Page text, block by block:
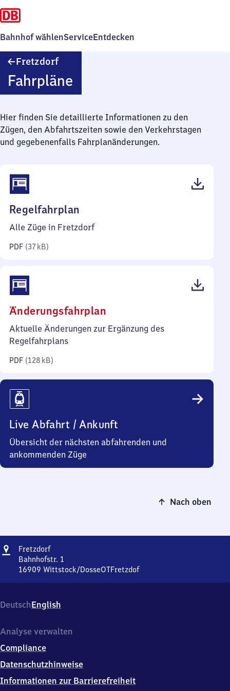
Bahnhof wählenServiceEntdecken
FretzdorfFretzdorf
Fahrpläne
Hier finden Sie detaillierte Informationen zu den
Zügen, den Abfahrtszeiten sowie den Verkehrstagen
und gegebenenfalls Fahrplanänderungen.
Regelfahrplan
37
Alle Züge in Fretzdorf
PDF (37 kB)
Änderungsfahrplan
128
Aktuelle Änderungen zur Ergänzung des
Regelfahrplans
PDF (128 kB)
Live Abfahrt / Ankunft
Übersicht der nächsten abfahrenden und
ankommenden Züge
Nach oben
Adresse
FretzdorfFretzdorf
Bahnhofstr. 1
16909 Wittstock/DosseOTFretzdof
1,
1
9
9
Wittstock/DosseOTFretzdof
DeutschEnglish
Analyse verwalten
Compliance
Datenschutzhinweise
Informationen zur Barrierefreiheit